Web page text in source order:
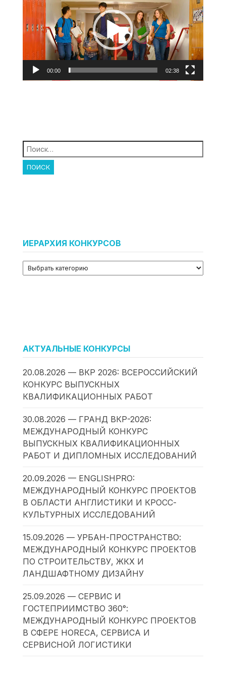
00:00 02:38
Найти:
ИЕРАРХИЯ КОНКУРСОВ
АКТУАЛЬНЫЕ КОНКУРСЫ
20.08.2026 — ВКР 2026: ВСЕРОССИЙСКИЙ
КОНКУРС ВЫПУСКНЫХ
КВАЛИФИКАЦИОННЫХ РАБОТ
30.08.2026 — ГРАНД ВКР-2026:
МЕЖДУНАРОДНЫЙ КОНКУРС
ВЫПУСКНЫХ КВАЛИФИКАЦИОННЫХ
РАБОТ И ДИПЛОМНЫХ ИССЛЕДОВАНИЙ
20.09.2026 — ENGLISHPRO:
МЕЖДУНАРОДНЫЙ КОНКУРС ПРОЕКТОВ
В ОБЛАСТИ АНГЛИСТИКИ И КРОСС-
КУЛЬТУРНЫХ ИССЛЕДОВАНИЙ
15.09.2026 — УРБАН-ПРОСТРАНСТВО:
МЕЖДУНАРОДНЫЙ КОНКУРС ПРОЕКТОВ
ПО СТРОИТЕЛЬСТВУ, ЖКХ И
ЛАНДШАФТНОМУ ДИЗАЙНУ
25.09.2026 — СЕРВИС И
ГОСТЕПРИИМСТВО 360°:
МЕЖДУНАРОДНЫЙ КОНКУРС ПРОЕКТОВ
В СФЕРЕ HORECA, СЕРВИСА И
СЕРВИСНОЙ ЛОГИСТИКИ